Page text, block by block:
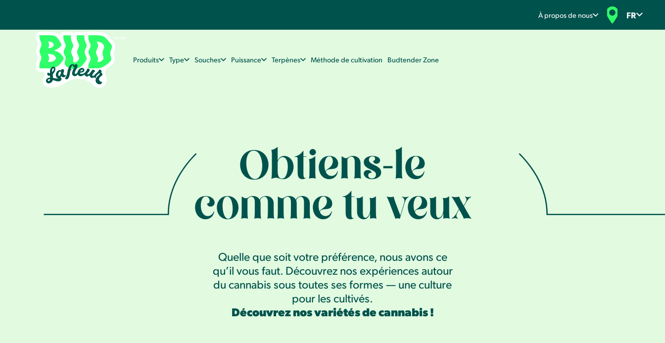
À propos de nous FR
Produits Type Souches Puissance Terpènes Méthode de cultivation Budtender Zone
Obtiens-le
comme tu veux
Quelle que soit votre préférence, nous avons ce
qu’il vous faut. Découvrez nos expériences autour
du cannabis sous toutes ses formes — une culture
pour les cultivés.
Découvrez nos variétés de cannabis !